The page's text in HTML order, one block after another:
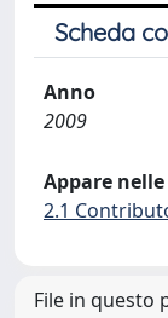
Scheda
Anno
2009
Appare
2.1
File in questo